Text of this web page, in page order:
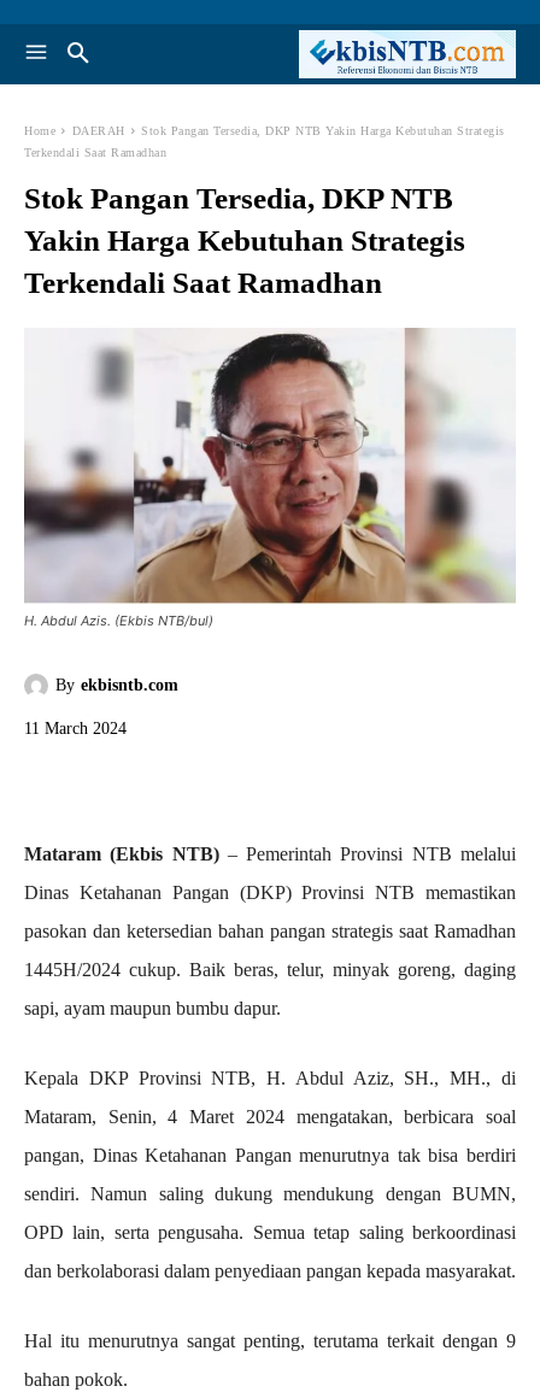
Home DAERAH
Stok Pangan Tersedia, DKP NTB Yakin Harga Kebutuhan Strategis
Terkendali Saat Ramadhan
Stok Pangan Tersedia, DKP NTB
Yakin Harga Kebutuhan Strategis
Terkendali Saat Ramadhan
H. Abdul Azis. (Ekbis NTB/bul)
By ekbisntb.com
11 March 2024
Mataram (Ekbis NTB)– Pemerintah Provinsi NTB melalui
Dinas Ketahanan Pangan (DKP) Provinsi NTB memastikan
pasokan dan ketersedian bahan pangan strategis saat Ramadhan
1445H/2024 cukup. Baik beras, telur, minyak goreng, daging
sapi, ayam maupun bumbu dapur.
Kepala DKP Provinsi NTB, H. Abdul Aziz, SH., MH., di
Mataram, Senin, 4 Maret 2024 mengatakan, berbicara soal
pangan, Dinas Ketahanan Pangan menurutnya tak bisa berdiri
sendiri. Namun saling dukung mendukung dengan BUMN,
OPD lain, serta pengusaha. Semua tetap saling berkoordinasi
dan berkolaborasi dalam penyediaan pangan kepada masyarakat.
Hal itu menurutnya sangat penting, terutama terkait dengan 9
bahan pokok.